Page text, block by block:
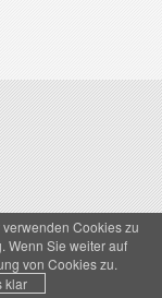
Cookies zu
Wenn Sie weiter auf
von Cookies zu.
klar